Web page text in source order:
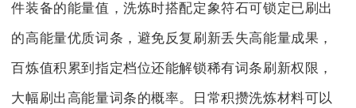
件装备的能量值，洗炼时搭配定象符石可锁定已刷出
的高能量优质词条，避免反复刷新丢失高能量成果，
百炼值积累到指定档位还能解锁稀有词条刷新权限，
大幅刷出高能量词条的概率。日常积攒洗炼材料可以